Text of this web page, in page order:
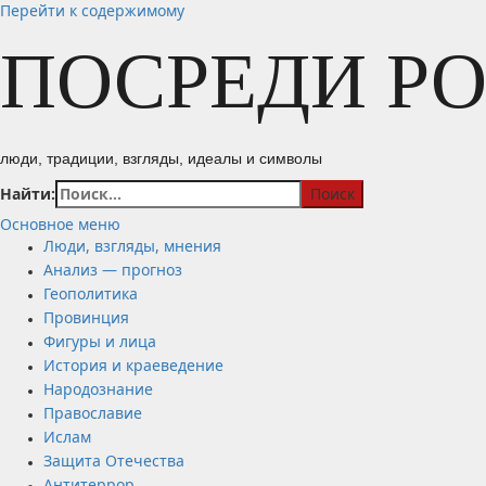
Перейти к содержимому
ПОСРЕДИ
люди, традиции, взгляды, идеалы и символы
Найти:
Основное меню
Люди, взгляды, мнения
Анализ — прогноз
Геополитика
Провинция
Фигуры и лица
История и краеведение
Народознание
Православие
Ислам
Защита Отечества